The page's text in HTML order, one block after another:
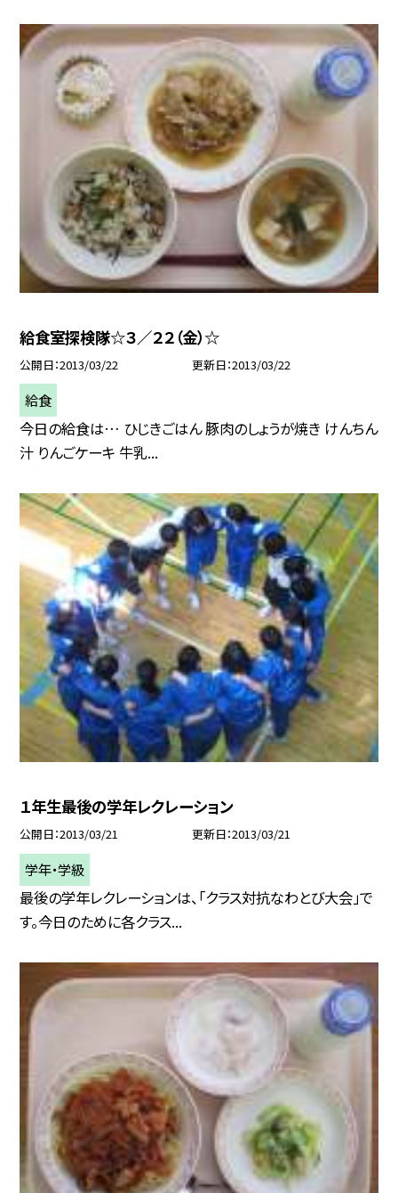
給食室探検隊☆３／２２（金）☆
公開日 2013/03/22 更新日 2013/03/22
給食
今日の給食は… ひじきごはん 豚肉のしょうが焼き けんちん
汁 りんごケーキ 牛乳...
１年生最後の学年レクレーション
公開日 2013/03/21 更新日 2013/03/21
学年・学級
最後の学年レクレーションは、「クラス対抗なわとび大会」で
す。今日のために各クラス...